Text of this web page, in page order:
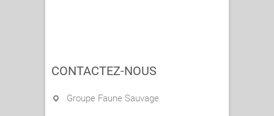
CONTACTEZ-NOUS
Groupe Faune Sauvage